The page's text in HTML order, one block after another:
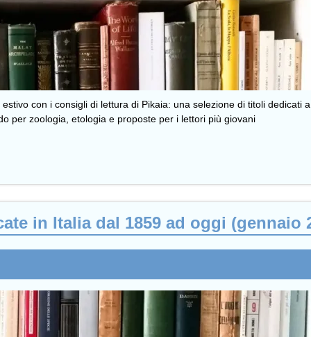
con i consigli di lettura di Pikaia: una selezione di titoli dedicati
per zoologia, etologia e proposte per i lettori più giovani
in Italia dal 1859 ad oggi (gennaio